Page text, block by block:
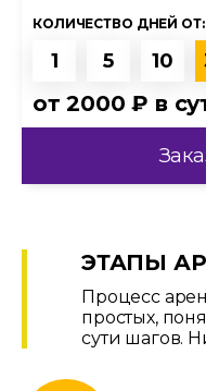
КОЛИЧЕСТВО ДНЕЙ ОТ:
1 5 10
от2000 ₽ в
ЭТАПЫ
Процесс
простых,
сути шагов.